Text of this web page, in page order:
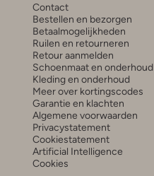
Contact
Bestellen en bezorgen
Betaalmogelijkheden
Ruilen en retourneren
Retour aanmelden
Schoenmaat en onderhoud
Kleding en onderhoud
Meer over kortingscodes
Garantie en klachten
Algemene voorwaarden
Privacystatement
Cookiestatement
Artificial Intelligence
Cookies